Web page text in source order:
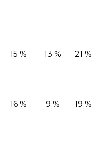
15 % 13 % 21 %
16 % 9 % 19 %